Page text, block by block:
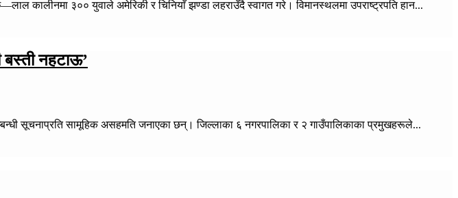
कालीनमा ३०० युवाले अमेरिकी र चिनियाँ झण्डा लहराउँदै स्वागत गरे। विमानस्थलमा उपराष्ट्रपति हान...
बस्ती नहटाऊ’
सूचनाप्रति सामूहिक असहमति जनाएका छन्। जिल्लाका ६ नगरपालिका र २ गाउँपालिकाका प्रमुखहरूले...